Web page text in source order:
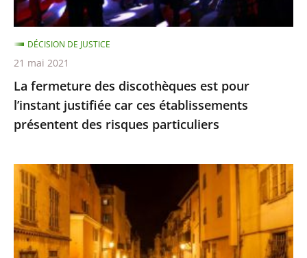
car
ces
établissements
présentent
des
risques
particuliers
La fermeture des discothèques est pour
l’instant justifiée car ces établissements
présentent des risques particuliers
DÉCISION DE JUSTICE
21 mai 2021
Les
restrictions
de
déplacement
ne